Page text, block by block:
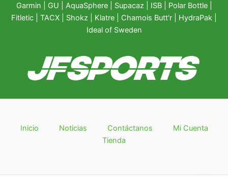
Garmin
GU AquaSphere| Supacaz | ISB | Polar Bottle|
Fitletic
TACX Shokz Klatre Chamois Butt'r HydraPak
Ideal of Sweden
Inicio Noticias Contáctanos
Mi Cuenta
Tienda